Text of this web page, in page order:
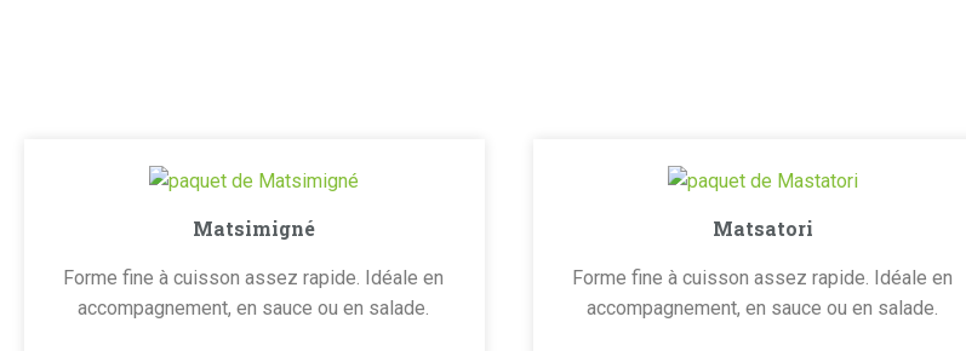
Matsimigné
Forme fine à cuisson assez rapide. Idéale en
accompagnement, en sauce ou en salade.
Matsatori
Forme fine à cuisson assez rapide. Idéale en
accompagnement, en sauce ou en salade.